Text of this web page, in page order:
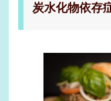
炭水化物依存